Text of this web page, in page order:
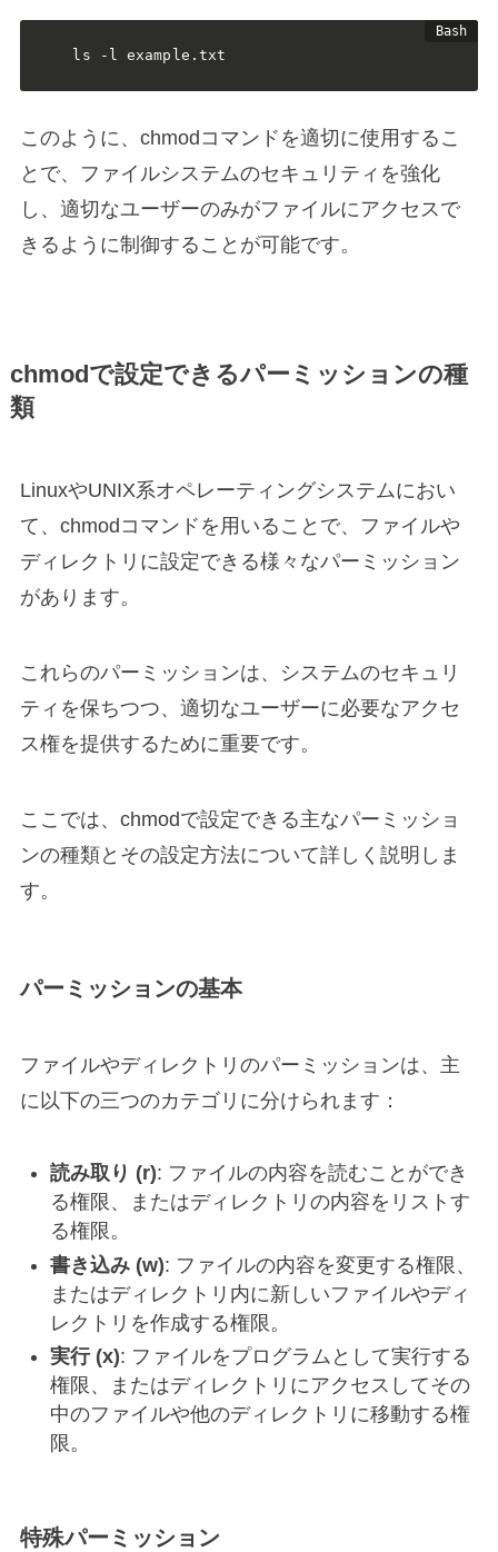
ls -l example.txt
このように、chmodコマンドを適切に使用するこ
とで、ファイルシステムのセキュリティを強化
し、適切なユーザーのみがファイルにアクセスで
きるように制御することが可能です。
chmodで設定できるパーミッションの種
類
LinuxやUNIX系オペレーティングシステムにおい
て、chmodコマンドを用いることで、ファイルや
ディレクトリに設定できる様々なパーミッション
があります。
これらのパーミッションは、システムのセキュリ
ティを保ちつつ、適切なユーザーに必要なアクセ
ス権を提供するために重要です。
ここでは、chmodで設定できる主なパーミッショ
ンの種類とその設定方法について詳しく説明しま
す。
パーミッションの基本
ファイルやディレクトリのパーミッションは、主
に以下の三つのカテゴリに分けられます：
読み取り (r): ファイルの内容を読むことができ
る権限、またはディレクトリの内容をリストす
る権限。
書き込み (w): ファイルの内容を変更する権限、
またはディレクトリ内に新しいファイルやディ
レクトリを作成する権限。
実行 (x): ファイルをプログラムとして実行する
権限、またはディレクトリにアクセスしてその
中のファイルや他のディレクトリに移動する権
限。
特殊パーミッション